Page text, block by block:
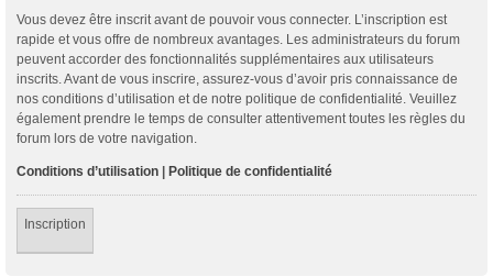
Vous devez être inscrit avant de pouvoir vous connecter. L’inscription est
rapide et vous offre de nombreux avantages. Les administrateurs du forum
peuvent accorder des fonctionnalités supplémentaires aux utilisateurs
inscrits. Avant de vous inscrire, assurez-vous d’avoir pris connaissance de
nos conditions d’utilisation et de notre politique de confidentialité. Veuillez
également prendre le temps de consulter attentivement toutes les règles du
forum lors de votre navigation.
Conditions d’utilisation | Politique de confidentialité
Inscription